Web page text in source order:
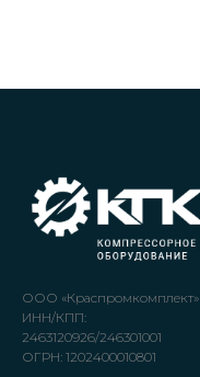
ООО «Краспромкомплект»
ИНН/КПП:
2463120926/246301001
ОГРН: 1202400010801